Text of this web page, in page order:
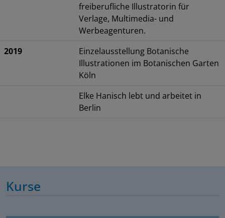
freiberufliche Illustratorin für
Verlage, Multimedia- und
Werbeagenturen.
2019
Einzelausstellung Botanische
Illustrationen im Botanischen Garten
Köln
Elke Hanisch lebt und arbeitet in
Berlin
Kurse